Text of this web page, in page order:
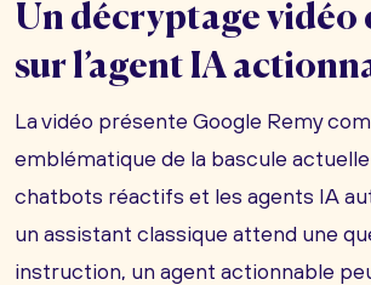
Un décryptage vidéo
sur l’agent IA
La vidéo présente Google Remy
emblématique de la bascule
chatbots réactifs et les agents IA
un assistant classique attend une
instruction, un agent actionnable